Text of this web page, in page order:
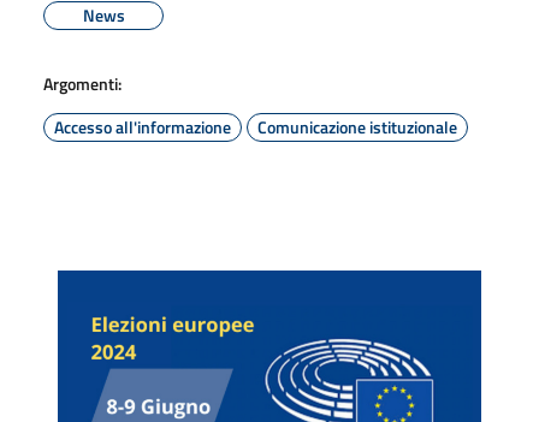
News
Argomenti:
Accesso all'informazione
Comunicazione istituzionale